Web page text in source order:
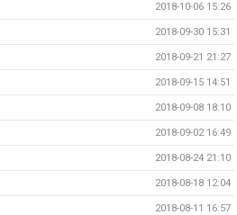
2018-10-06 15:26
2018-09-30 15:31
2018-09-21 21:27
2018-09-15 14:51
2018-09-08 18:10
2018-09-02 16:49
2018-08-24 21:10
2018-08-18 12:04
2018-08-11 16:57